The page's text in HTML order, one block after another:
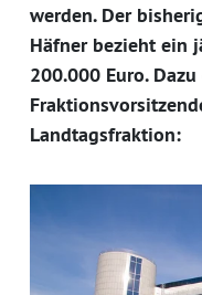
werden. Der
Häfner bezieht ein
200.000 Euro.
Landtagsfraktion: